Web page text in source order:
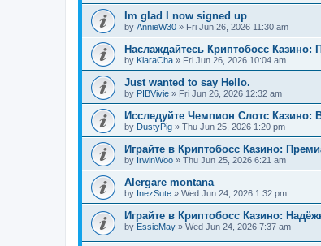
Im glad I now signed up
by AnnieW30 » Fri Jun 26, 2026 11:30 am
Наслаждайтесь Криптобосс
by KiaraCha » Fri Jun 26, 2026 10:04 am
Just wanted to say Hello.
by PIBVivie » Fri Jun 26, 2026 12:32 am
Исследуйте Чемпион Слотс
by DustyPig » Thu Jun 25, 2026 1:20 pm
Играйте в Криптобосс Казино:
by IrwinWoo » Thu Jun 25, 2026 6:21 am
Alergare montana
by InezSute » Wed Jun 24, 2026 1:32 pm
Играйте в Криптобосс Казино:
by EssieMay » Wed Jun 24, 2026 7:37 am